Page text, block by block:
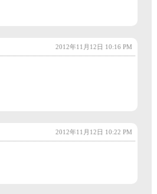
2012年11月12日 10:16 PM
2012年11月12日 10:22 PM